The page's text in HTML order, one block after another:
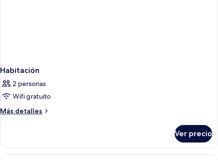
Habitación
2 personas
Wifi gratuito
Más detalles
Más
Ver precio